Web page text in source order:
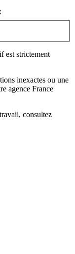
est strictement
inexactes ou une
agence France
, consultez